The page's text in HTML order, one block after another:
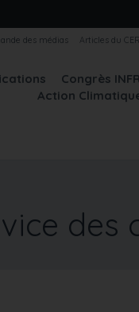
des médias Articles du
Congrès
Action
des